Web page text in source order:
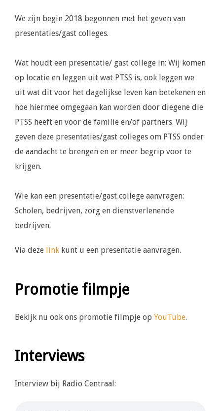
We zijn begin 2018 begonnen met het geven van
presentaties/gast colleges.
Wat houdt een presentatie/ gast college in: Wij komen
op locatie en leggen uit wat PTSS is, ook leggen we
uit wat dit voor het dagelijkse leven kan betekenen en
hoe hiermee omgegaan kan worden door diegene die
PTSS heeft en voor de familie en/of partners. Wij
geven deze presentaties/gast colleges om PTSS onder
de aandacht te brengen en er meer begrip voor te
krijgen.
Wie kan een presentatie/gast college aanvragen:
Scholen, bedrijven, zorg en dienstverlenende
bedrijven.
Via deze link kunt u een presentatie aanvragen.
Promotie filmpje
Bekijk nu ook ons promotie filmpje op YouTube.
Interviews
Interview bij Radio Centraal: